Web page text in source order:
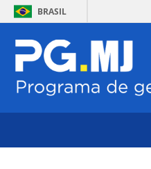
BRASIL